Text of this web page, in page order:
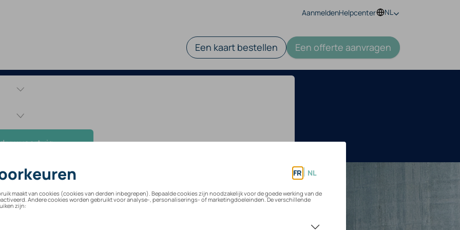
AanmeldenHelpcenter NL
Een kaart bestellen Een offerte aanvragen
uw voertuig